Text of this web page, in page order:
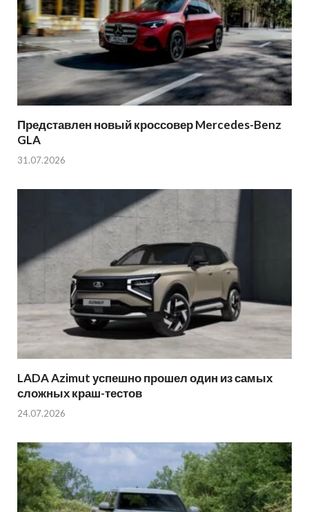
Представлен новый кроссовер Mercedes-Benz
GLA
31.07.2026
LADA Azimut успешно прошел один из самых
сложных краш-тестов
24.07.2026